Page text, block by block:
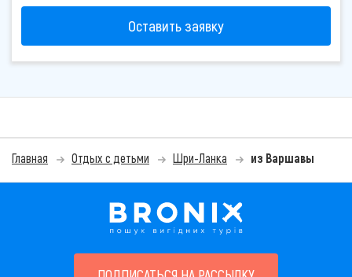
Оставить заявку
Главная Отдых с детьми Шри-Ланка из Варшавы